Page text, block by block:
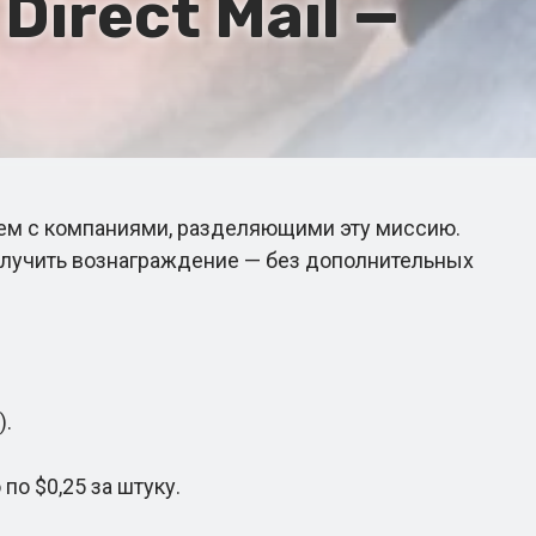
Mail —
с компаниями, разделяющими эту миссию.
вознаграждение — без дополнительных
$0,25 за штуку.